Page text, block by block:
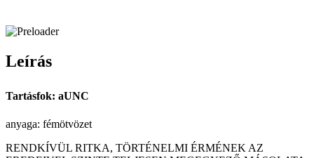
Leírás
Tartásfok: aUNC
anyaga: fémötvözet
RENDKÍVÜL RITKA, TÖRTÉNELMI ÉRMÉNEK AZ